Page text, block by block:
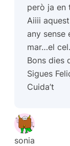
però ja en
Aiiii
any sense
mar…el
Bons dies
Sigues
Cuida’t
sonia